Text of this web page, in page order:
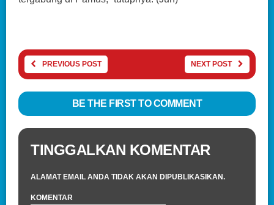
PREVIOUS POST NEXT POST
BE THE FIRST TO COMMENT
TINGGALKAN KOMENTAR
ALAMAT EMAIL ANDA TIDAK AKAN DIPUBLIKASIKAN.
KOMENTAR